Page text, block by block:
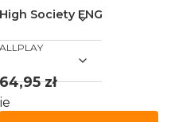
High Society ENG
ALLPLAY
64,95 zł